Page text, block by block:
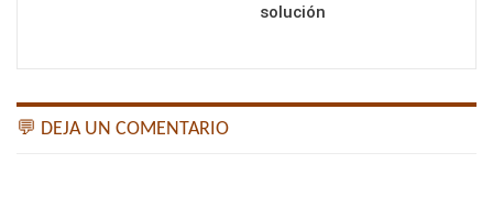
solución
💬 DEJA UN COMENTARIO